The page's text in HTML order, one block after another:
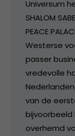
Universum
SHALOM
PEACE
Westerse
passer
vredevolle
van de
bijvoorbeeld
overhemd